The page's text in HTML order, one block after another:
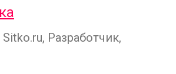
Sitko.ru, Разработчик,